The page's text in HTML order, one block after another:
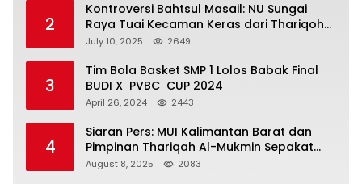
2
Kontroversi Bahtsul Masail: NU Sungai
Raya Tuai Kecaman Keras dari Thariqoh
Al Mu’min
July 10, 2025 2649
3
Tim Bola Basket SMP 1 Lolos Babak Final
BUDI X PVBC CUP 2024
April 26, 2024 2443
4
Siaran Pers: MUI Kalimantan Barat dan
Pimpinan Thariqah Al-Mukmin Sepakat
Jaga Umat
August 8, 2025 2083